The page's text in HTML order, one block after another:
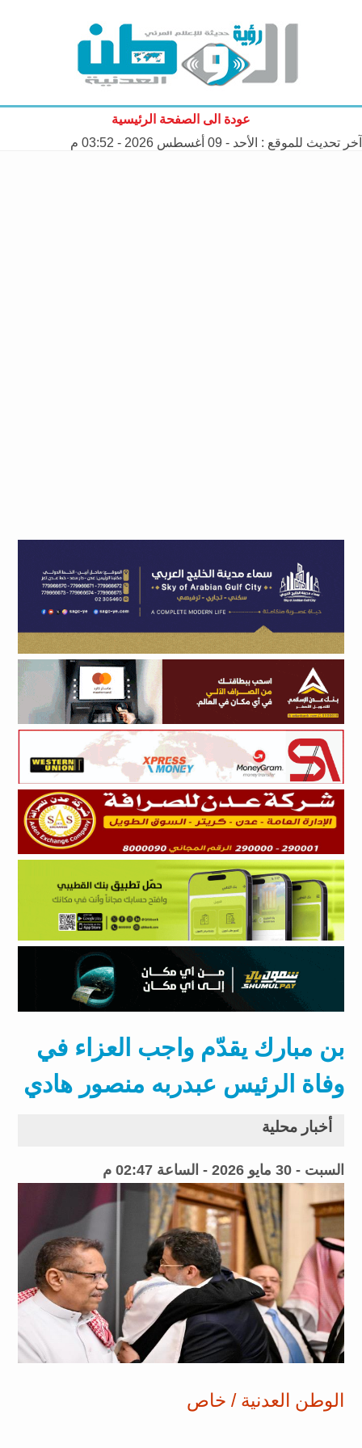
عودة الى الصفحة الرئيسية
آخر تحديث للموقع : الأحد - 09 أغسطس 2026 - 03:52 م
بن مبارك يقدّم واجب العزاء في
وفاة الرئيس عبدربه منصور هادي
أخبار محلية
السبت - 30 مايو 2026 - الساعة 02:47 م
الوطن العدنية / خاص